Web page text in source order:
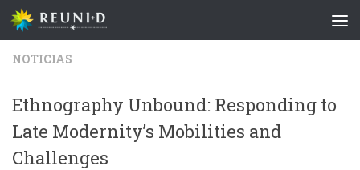
Saltar al contenido
NOTICIAS
Ethnography Unbound: Responding to
Late Modernity’s Mobilities and
Challenges